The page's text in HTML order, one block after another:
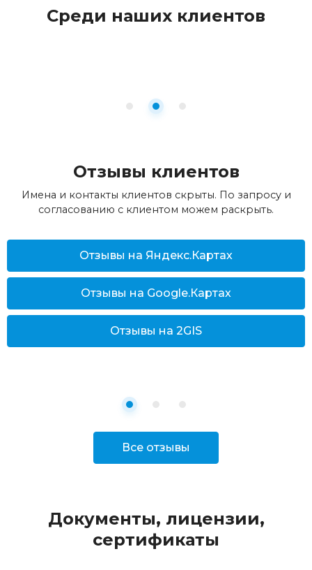
Отзывы клиентов
Имена и контакты клиентов скрыты. По запросу и
согласованию с клиентом можем раскрыть.
Отзывы на Яндекс.Картах
Отзывы на Google.Картах
Отзывы на 2GIS
Все отзывы
Среди наших клиентов
Документы, лицензии,
сертификаты